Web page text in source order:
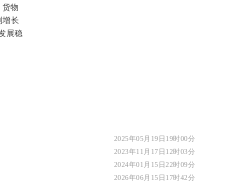
物
长
展稳
2025年05月19日19时00分
2023年11月17日12时03分
2024年01月15日22时09分
2026年06月15日17时42分